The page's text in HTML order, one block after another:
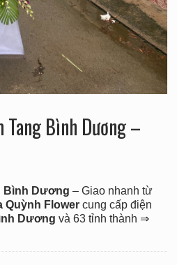
Bình Dương –
Bình Dương – Giao nhanh từ
Quỳnh Flowercung cấp điện
Dương và 63 tỉnh thành ⇒